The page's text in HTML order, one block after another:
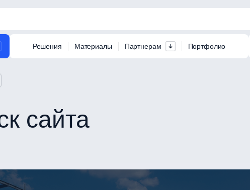
Решения Материалы Партнерам Портфолио
сайта